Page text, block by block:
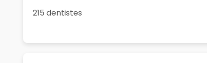
215 dentistes